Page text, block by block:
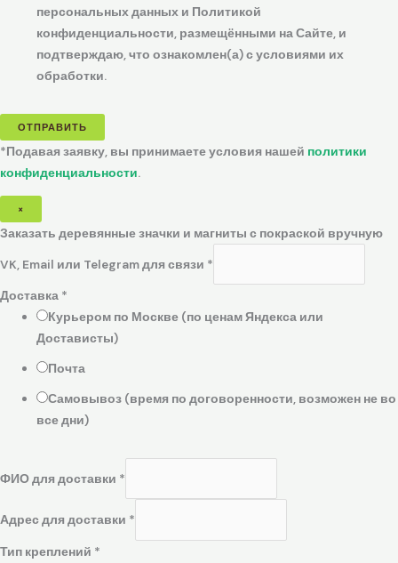
персональных данных и Политикой
конфиденциальности, размещёнными на Сайте, и
подтверждаю, что ознакомлен(а) с условиями их
обработки.
ОТПРАВИТЬ
*Подавая заявку, вы принимаете условия нашей политики
конфиденциальности.
×
Заказать деревянные значки и магниты с покраской вручную
VK, Email или Telegram для связи *
Доставка *
Курьером по Москве (по ценам Яндекса или
Достависты)
Почта
Самовывоз (время по договоренности, возможен не во
все дни)
ФИО для доставки *
Адрес для доставки *
Тип креплений *